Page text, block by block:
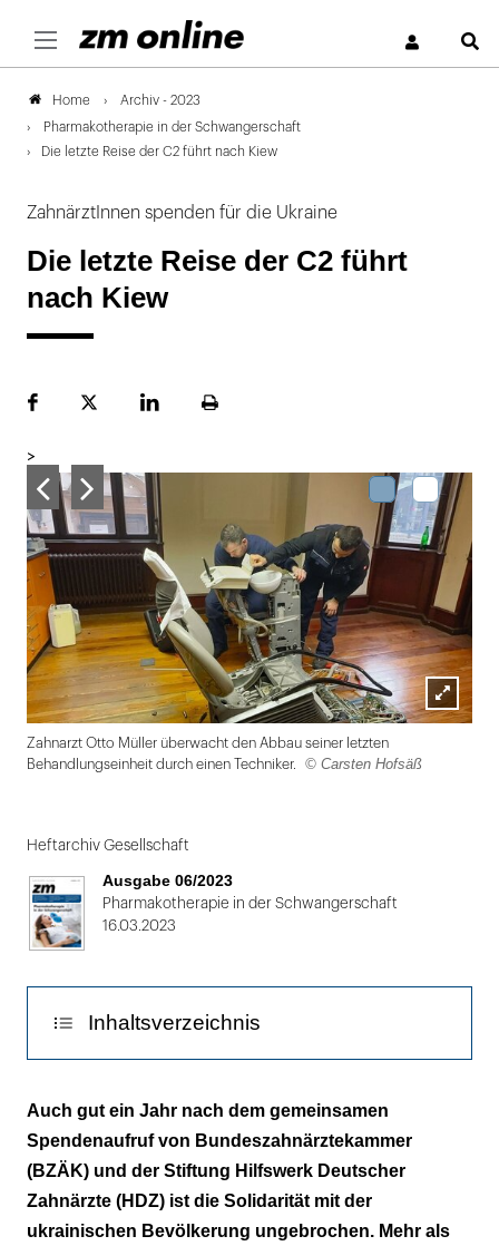
Home Archiv - 2023
Pharmakotherapie in der Schwangerschaft
Die letzte Reise der C2 führt nach Kiew
ZahnärztInnen spenden für die Ukraine
Die letzte Reise der C2 führt
nach Kiew
FacebookPlattformLinekdInSeite
>
Lightbox
Zahnarzt Otto Müller überwacht den Abbau seiner letzten
Behandlungseinheit durch einen Techniker.
© Carsten Hofsäß
1
von
2:
Techniker
Siemens-
C2-
von
Zahnarzt
Otto
Müller
aus
Heftarchiv Gesellschaft
Ausgabe 06/2023
Pharmakotherapie in der Schwangerschaft
16.03.2023
Inhaltsverzeichnis
„Kriegen die unsere Einheiten überhaupt zum
Laufen?“
Wichtig ist allen die sinnvolle Verwendung
Auch gut ein Jahr nach dem gemeinsamen
Spendenaufruf von Bundeszahnärztekammer
(BZÄK) und der Stiftung Hilfswerk Deutscher
Zahnärzte (HDZ) ist die Solidarität mit der
ukrainischen Bevölkerung ungebrochen. Mehr als